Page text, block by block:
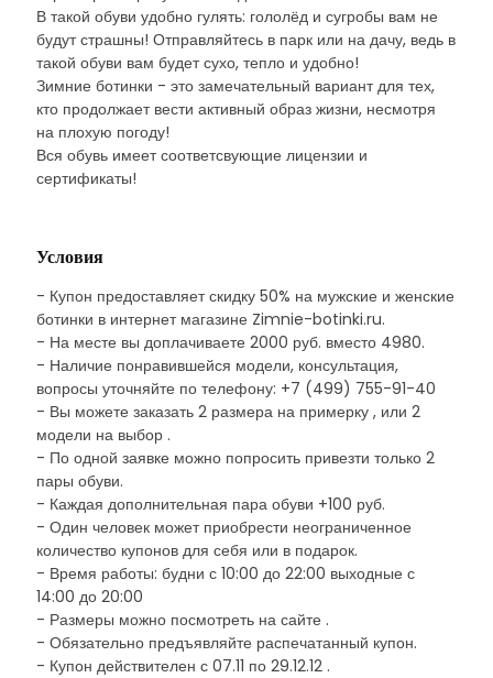
В такой обуви удобно гулять: гололёд и сугробы вам не
будут страшны! Отправляйтесь в парк или на дачу, ведь в
такой обуви вам будет сухо, тепло и удобно!
Зимние ботинки - это замечательный вариант для тех,
кто продолжает вести активный образ жизни, несмотря
на плохую погоду!
Вся обувь имеет соответсвующие лицензии и
сертификаты!
Условия
- Купон предоставляет скидку 50% на мужские и женские
ботинки в интернет магазине Zimnie-botinki.ru.
- На месте вы доплачиваете 2000 руб. вместо 4980.
- Наличие понравившейся модели, консультация,
вопросы уточняйте по телефону: +7 (499) 755-91-40
- Вы можете заказать 2 размера на примерку , или 2
модели на выбор .
- По одной заявке можно попросить привезти только 2
пары обуви.
- Каждая дополнительная пара обуви +100 руб.
- Один человек может приобрести неограниченное
количество купонов для себя или в подарок.
- Время работы: будни с 10:00 до 22:00 выходные с
14:00 до 20:00
- Размеры можно посмотреть на сайте .
- Обязательно предъявляйте распечатанный купон.
- Купон действителен с 07.11 по 29.12.12 .